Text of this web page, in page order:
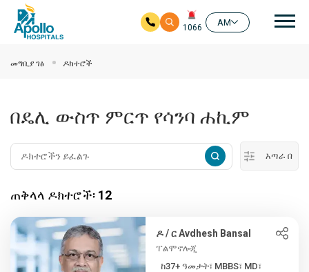
1066
AM
መግቢያ ገፅ ዶክተሮች
በዴሊ ውስጥ ምርጥ የሳንባ ሐኪም
አጣራ በ
ጠቅላላ ዶክተሮች፡ 12
ዶ / ር Avdhesh Bansal
ፐልሞኖሎጂ
ከ37+ ዓመታት፣ MBBS፣ MD፣